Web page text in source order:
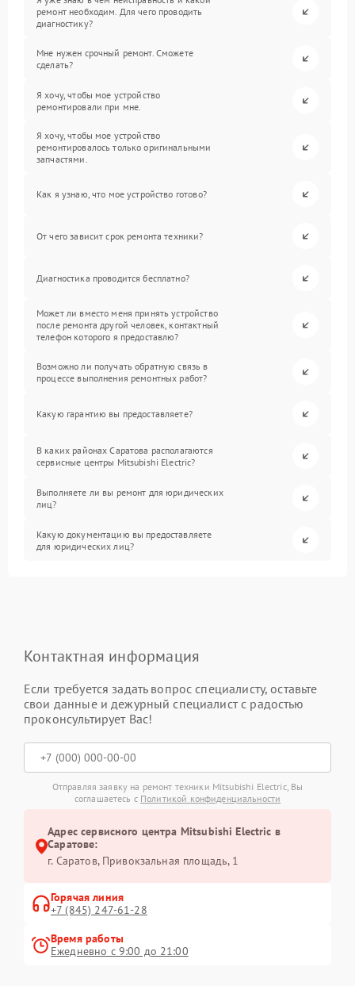
ремонт необходим. Для чего проводить
диагностику?
Мне нужен срочный ремонт. Сможете
сделать?
Я хочу, чтобы мое устройство
ремонтировали при мне.
Я хочу, чтобы мое устройство
ремонтировалось только оригинальными
запчастями.
Как я узнаю, что мое устройство готово?
От чего зависит срок ремонта техники?
Диагностика проводится бесплатно?
Может ли вместо меня принять устройство
после ремонта другой человек, контактный
телефон которого я предоставлю?
Возможно ли получать обратную связь в
процессе выполнения ремонтных работ?
Какую гарантию вы предоставляете?
В каких районах Саратова располагаются
сервисные центры Mitsubishi Electric?
Выполняете ли вы ремонт для юридических
лиц?
Какую документацию вы предоставляете
для юридических лиц?
Контактная информация
Если требуется задать вопрос специалисту, оставьте
свои данные и дежурный специалист с радостью
проконсультирует Вас!
Отправляя заявку на ремонт техники Mitsubishi Electric, Вы
соглашаетесь с Политикой конфиденциальности
Адрес сервисного центра Mitsubishi Electric в
Саратове:
г. Саратов, Привокзальная площадь, 1
Горячая линия
+7 (845) 247-61-28
Время работы
Ежедневно с 9:00 до 21:00